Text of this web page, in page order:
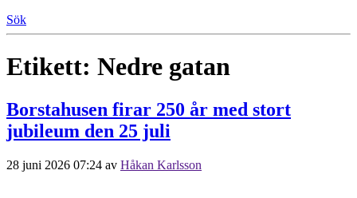
Sök
Etikett: Nedre gatan
Borstahusen firar 250 år med stort
jubileum den 25 juli
28 juni 2026 07:24 av Håkan Karlsson